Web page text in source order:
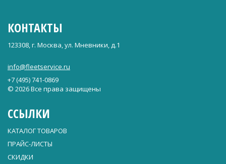
КОНТАКТЫ
123308, г. Москва, ул. Мневники, д.1
info@fleetservice.ru
+7 (495) 741-0869
© 2026 Все права защищены
ССЫЛКИ
КАТАЛОГ ТОВАРОВ
ПРАЙС-ЛИСТЫ
СКИДКИ